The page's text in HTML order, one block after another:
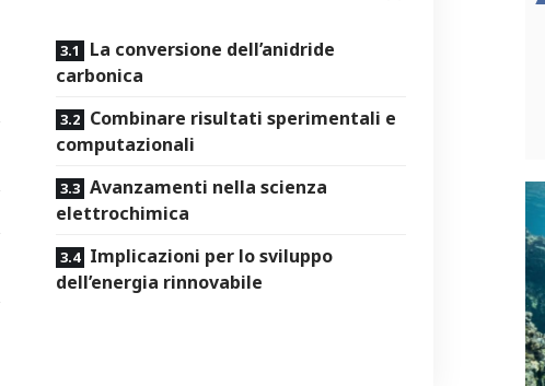
La conversione dell’anidride
carbonica
Combinare risultati sperimentali e
computazionali
Avanzamenti ⁤nella scienza
elettrochimica
Implicazioni ‍per lo⁤ sviluppo
dell’energia rinnovabile